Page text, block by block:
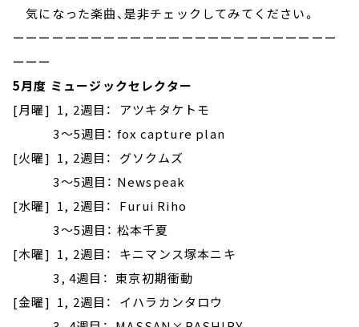
気になった楽曲、是非チェックしてみてください。
ーーーーーーーーーーーーーーーーーーーーーーーーー
ーーー
5月度 ミュージックセレクター
[月曜] 1, 2週目： アツキタケトモ
3～5週目： fox capture plan
[火曜] 1, 2週目： グソクムズ
3～5週目： Newspeak
[水曜] 1, 2週目： Furui Riho
3～5週目： 松本千夏
[木曜] 1, 2週目： キニマンス塚本ニキ
3, 4週目： 東京初期衝動
[金曜] 1, 2週目： イハラカンタロウ